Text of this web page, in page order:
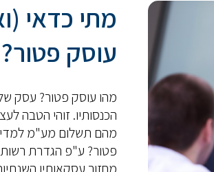
מתי כדאי
עוסק פטור?
מהו עוסק פטור? עסק
הכנסותיו. זוהי הטבה
מהם תשלום מע"מ
פטור? ע"פ הגדרת